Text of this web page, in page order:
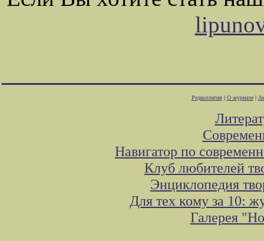
Редколлегия| О журнале|
Навигатор по
Клуб любителей
Энциклопедия
Для тех кому за 10:
Галерея